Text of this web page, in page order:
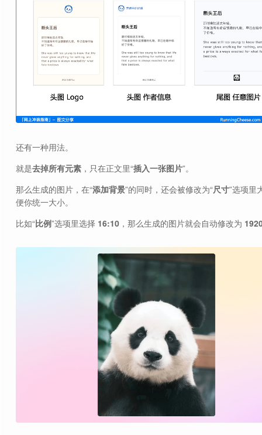
还有一种用法。
就是去掉所有元素 ，只在正文里“插入一张图片”。
那么生成的图片，在“添加背景”的同时，还会被修改为“尺寸”选项里
便你统一大小。
比如“比例”选项里选择 16:10 ，那么生成的图片就会自动修改为